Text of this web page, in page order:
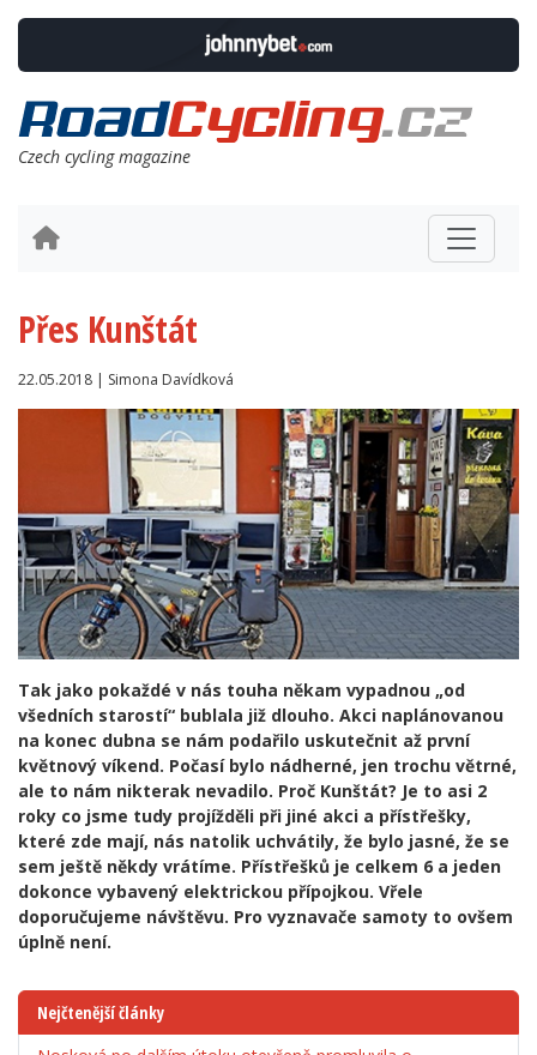
Czech cycling magazine
Přes Kunštát
22.05.2018 | Simona Davídková
Tak jako pokaždé v nás touha někam vypadnou „od
všedních starostí“ bublala již dlouho. Akci naplánovanou
na konec dubna se nám podařilo uskutečnit až první
květnový víkend. Počasí bylo nádherné, jen trochu větrné,
ale to nám nikterak nevadilo. Proč Kunštát? Je to asi 2
roky co jsme tudy projížděli při jiné akci a přístřešky,
které zde mají, nás natolik uchvátily, že bylo jasné, že se
sem ještě někdy vrátíme. Přístřešků je celkem 6 a jeden
dokonce vybavený elektrickou přípojkou. Vřele
doporučujeme návštěvu. Pro vyznavače samoty to ovšem
úplně není.
Nejčtenější články